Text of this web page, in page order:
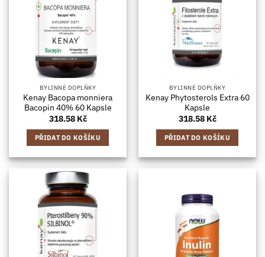
BYLINNÉ DOPLŇKY
Kenay Bacopa monniera
Bacopin 40% 60 Kapsle
318.58 Kč
PŘIDAT DO KOŠÍKU
BYLINNÉ DOPLŇKY
Kenay Phytosterols Extra 60
Kapsle
318.58 Kč
PŘIDAT DO KOŠÍKU